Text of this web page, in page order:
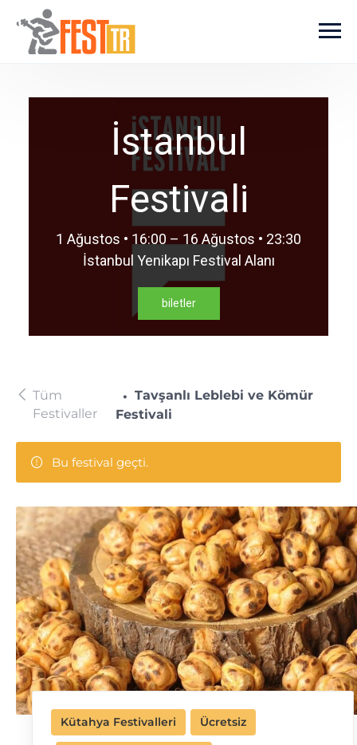
Ana içeriğe atla
İstanbul
Festivali
1 Ağustos • 16:00 – 16 Ağustos • 23:30
İstanbul Yenikapı Festival Alanı
biletler
Tüm
Festivaller
Tavşanlı Leblebi ve Kömür
Festivali
Bu festival geçti.
Kütahya Festivalleri Ücretsiz